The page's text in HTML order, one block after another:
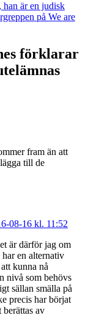
han är en judisk
på We are
förklarar
fram än att
till de
08-16 kl. 11:52
är därför jag om
en alternativ
kunna nå
nivå som behövs
sällan smälla på
precis har börjat
av